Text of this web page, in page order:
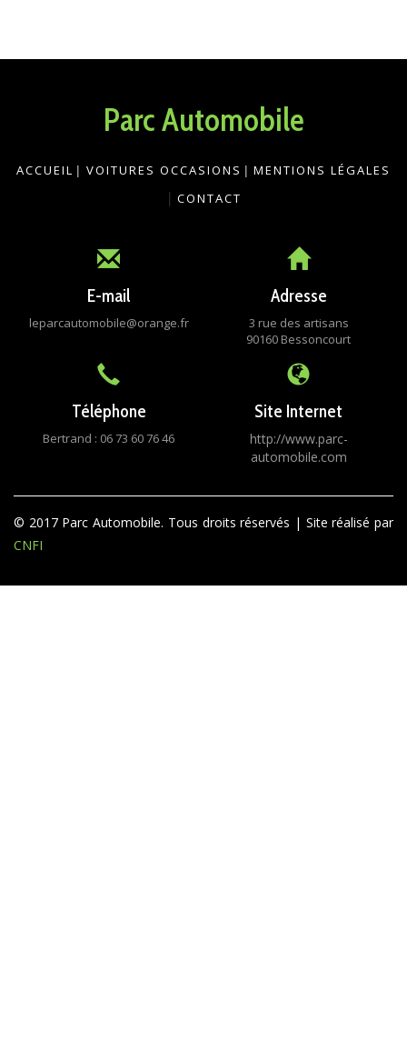
Parc Automobile
ACCUEIL | VOITURES OCCASIONS | MENTIONS LÉGALES
| CONTACT
E-mail
leparcautomobile@orange.fr
Adresse
3 rue des artisans
90160 Bessoncourt
Téléphone
Bertrand : 06 73 60 76 46
Site Internet
http://www.parc-
automobile.com
© 2017 Parc Automobile. Tous droits réservés | Site réalisé par
CNFI